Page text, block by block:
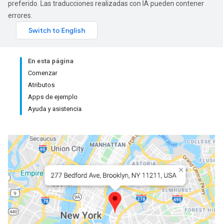
preferido. Las traducciones realizadas con IA pueden contener
errores.
En esta página
Comenzar
Atributos
Apps de ejemplo
Ayuda y asistencia